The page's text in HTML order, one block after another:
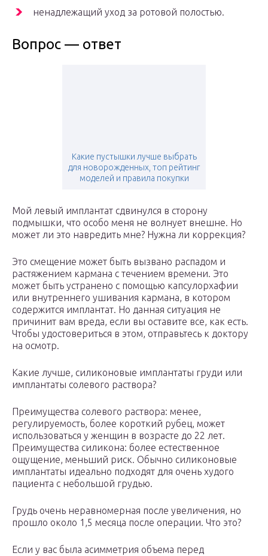
ненадлежащий уход за ротовой полостью.
Вопрос — ответ
Какие пустышки лучше выбрать
для новорожденных, топ рейтинг
моделей и правила покупки
Мой левый имплантат сдвинулся в сторону
подмышки, что особо меня не волнует внешне. Но
может ли это навредить мне? Нужна ли коррекция?
Это смещение может быть вызвано распадом и
растяжением кармана с течением времени. Это
может быть устранено с помощью капсулорхафии
или внутреннего ушивания кармана, в котором
содержится имплантат. Но данная ситуация не
причинит вам вреда, если вы оставите все, как есть.
Чтобы удостовериться в этом, отправьтесь к доктору
на осмотр.
Какие лучше, силиконовые имплантаты груди или
имплантаты солевого раствора?
Преимущества солевого раствора: менее,
регулируемость, более короткий рубец, может
использоваться у женщин в возрасте до 22 лет.
Преимущества силикона: более естественное
ощущение, меньший риск. Обычно силиконовые
имплантаты идеально подходят для очень худого
пациента с небольшой грудью.
Грудь очень неравномерная после увеличения, но
прошло около 1,5 месяца после операции. Что это?
Если у вас была асимметрия объема перед